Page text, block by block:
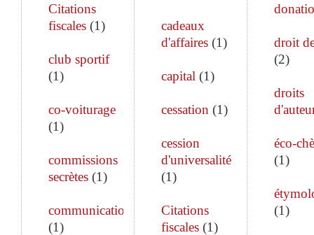
Citations
fiscales (1)
club sportif
(1)
co-voiturage
(1)
commissions
secrètes (1)
communication
(1)
cadeaux
d'affaires(1)
capital (1)
cessation (1)
cession
d'universalité
(1)
Citations
fiscales(1)
droit
(2)
droits
éco-
(1)
(1)